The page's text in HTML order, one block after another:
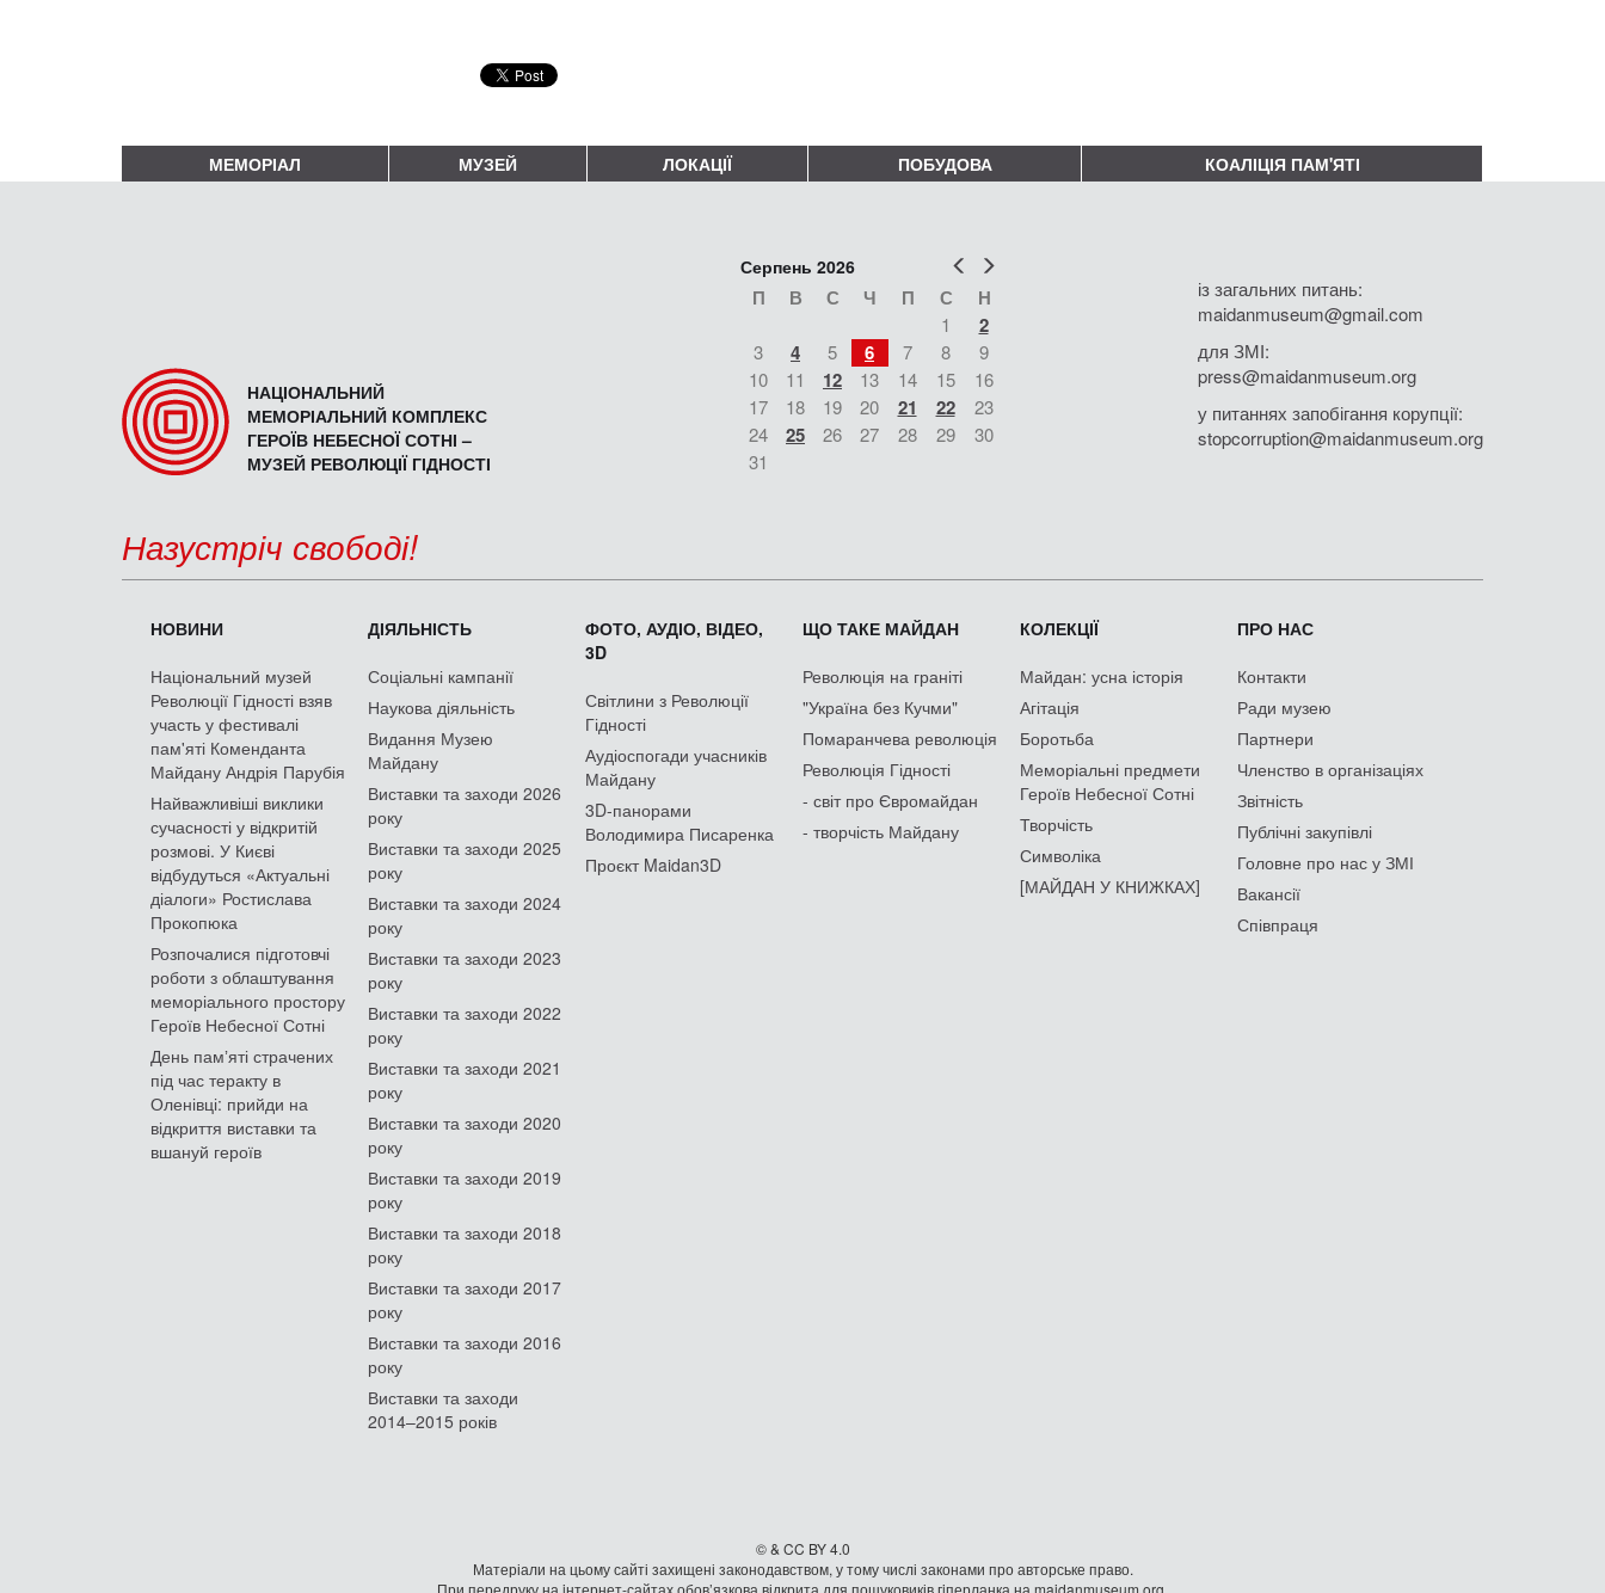
МЕМОРІАЛ МУЗЕЙ ЛОКАЦІЇ ПОБУДОВА КОАЛІЦІЯ ПАМ'ЯТІ
НАЦІОНАЛЬНИЙ
МЕМОРІАЛЬНИЙ КОМПЛЕКС
ГЕРОЇВ НЕБЕСНОЇ СОТНІ –
МУЗЕЙ РЕВОЛЮЦІЇ ГІДНОСТІ
Попер
Серпень 2026
П В С Ч П С Н
1 2
3 4 5 6 7 8
9
10
11 12 13 14 15
16
17
18 19 20 21 22
23
24
25 26 27 28 29
30
31
із загальних питань:
maidanmuseum@gmail.com
для ЗМІ:
press@maidanmuseum.org
у питаннях запобігання корупції:
stopcorruption@maidanmuseum.org
Назустріч свободі!
НОВИНИ
Національний музей
Революції Гідності взяв
участь у фестивалі
пам'яті Коменданта
Майдану Андрія Парубія
Найважливіші виклики
сучасності у відкритій
розмові. У Києві
відбудуться «Актуальні
діалоги» Ростислава
Прокопюка
Розпочалися підготовчі
роботи з облаштування
меморіального простору
Героїв Небесної Сотні
День памʼяті страчених
під час теракту в
Оленівці: прийди на
відкриття виставки та
вшануй героїв
ДІЯЛЬНІСТЬ
Соціальні кампанії
Наукова діяльність
Видання Музею
Майдану
Виставки та заходи 2026
року
Виставки та заходи 2025
року
Виставки та заходи 2024
року
Виставки та заходи 2023
року
Виставки та заходи 2022
року
Виставки та заходи 2021
року
Виставки та заходи 2020
року
Виставки та заходи 2019
року
Виставки та заходи 2018
року
Виставки та заходи 2017
року
Виставки та заходи 2016
року
Виставки та заходи
2014–2015 років
ФОТО, АУДІО, ВІДЕО,
3D
Світлини з Революції
Гідності
Аудіоспогади учасників
Майдану
3D-панорами
Володимира Писаренка
Проєкт Maidan3D
ЩО ТАКЕ МАЙДАН
Революція на граніті
"Україна без Кучми"
Помаранчева революція
Революція Гідності
- світ про Євромайдан
- творчість Майдану
КОЛЕКЦІЇ
Майдан: усна історія
Агітація
Боротьба
Меморіальні предмети
Героїв Небесної Сотні
Творчість
Символіка
[МАЙДАН У КНИЖКАХ]
ПРО НАС
Контакти
Ради музею
Партнери
Членство в організаціях
Звітність
Публічні закупівлі
Головне про нас у ЗМІ
Вакансії
Співпраця
© & CC BY 4.0
Матеріали на цьому сайті захищені законодавством, у тому числі законами про авторське право.
При передруку на iнтернет-сайтах обов’язкова відкрита для пошуковиків гiперланка на maidanmuseum.org.